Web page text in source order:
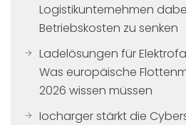
Logistikunternehmen
Betriebskosten zu senken
Ladelösungen für
Was europäische
2026 wissen müssen
Iocharger stärkt die